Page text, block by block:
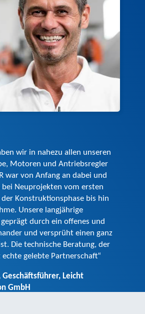
wir in nahezu allen unseren
Motoren und Antriebsregler
war von Anfang an dabei und
Neuprojekten vom ersten
Konstruktionsphase bis hin
Unsere langjährige
durch ein offenes und
und versprüht einen ganz
Die technische Beratung, der
gelebte Partnerschaft“
Geschäftsführer, Leicht
GmbH